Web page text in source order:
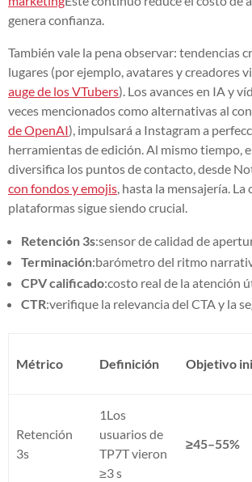
genera confianza.
También vale la pena observar: tendencias
lugares (por ejemplo, avatares y creadores
auge de los VTubers). Los avances en IA y
veces mencionados como alternativas al
de OpenAI), impulsará a Instagram a
herramientas de edición. Al mismo tiempo,
diversifica los puntos de contacto, desde
con fondos y emojis, hasta la mensajería.
plataformas sigue siendo crucial.
Retención 3s:sensor de calidad de
Terminación:barómetro del ritmo
CPV calificado:costo real de la atención
CTR:verifique la relevancia del CTA y la
Métrico Definición Objetivo
Retención
3s
1Los
usuarios de
TP7T vieron
≥3 s
≥45–55%